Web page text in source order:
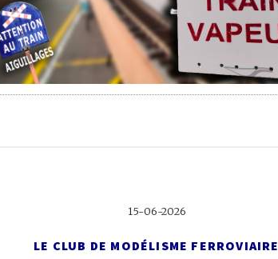
15-06-2026
LE CLUB DE MODÉLISME FERROVIAIRE